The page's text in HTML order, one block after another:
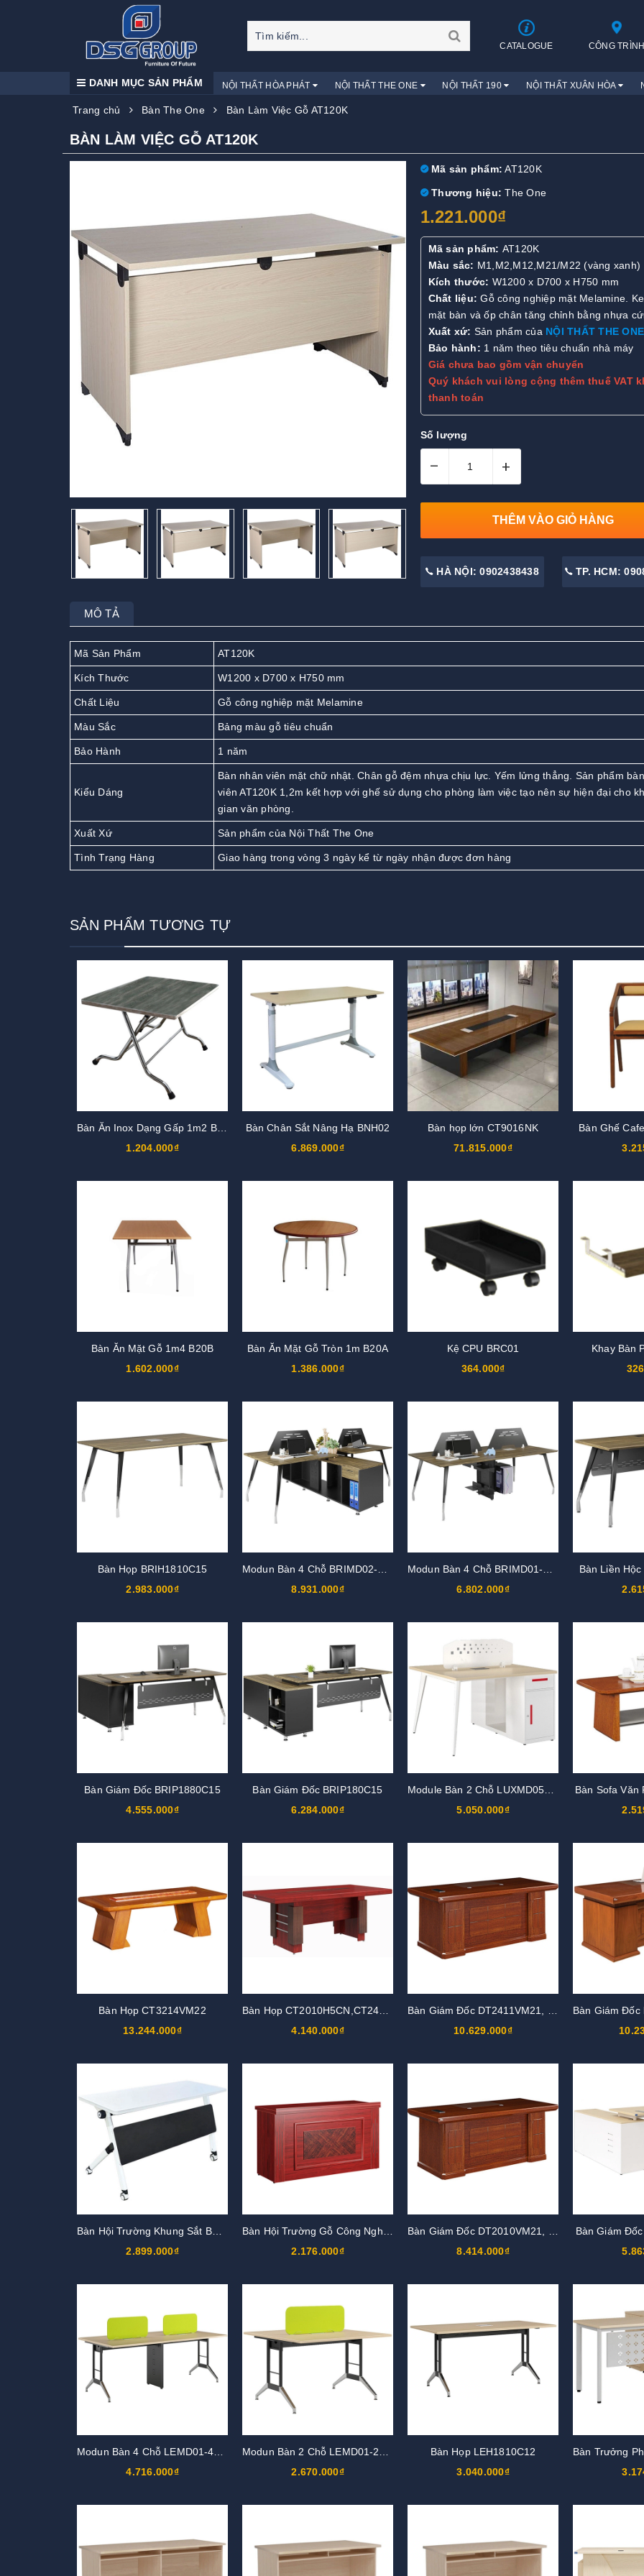
CATALOGUE CÔNG TRÌNH
DANH MỤC SẢN PHẨM NỘI THẤT HÒA PHÁT NỘI THẤT THE ONE NỘI THẤT 190 NỘI THẤT XUÂN HÒA
Trang chủ Bàn The One Bàn Làm Việc Gỗ AT120K
BÀN LÀM VIỆC GỖ AT120K
Mã sản phẩm: AT120K
Thương hiệu: The One
1.221.000₫
Mã sản phẩm: AT120K
Màu sắc: M1,M2,M12,M21/M22 (vàng xanh)
Kích thước: W1200 x D700 x H750 mm
Chất liệu:Gỗ công nghiệp mặt Melamine.
mặt bàn và ốp chân tăng chỉnh bằng nhựa
Xuất xứ: Sản phẩm của NỘI THẤT THE ONE
Bảo hành: 1 năm theo tiêu chuẩn nhà máy
Giá chưa bao gồm vận chuyển
Quý khách vui lòng cộng thêm thuế VAT
thanh toán
Số lượng
– +
THÊM VÀO GIỎ HÀNG
HÀ NỘI: 0902438438 TP. HCM:
MÔ TẢ
Mã Sản Phẩm AT120K
Kích Thước W1200 x D700 x H750 mm
Chất Liệu Gỗ công nghiệp mặt Melamine
Màu Sắc Bảng màu gỗ tiêu chuẩn
Bảo Hành 1 năm
Kiểu Dáng
Bàn nhân viên mặt chữ nhật. Chân gỗ đệm nhựa chịu lực. Yếm lửng thẳng. Sản phẩm
viên AT120K 1,2m kết hợp với ghế sử dụng cho phòng làm việc tạo nên sự hiện đại cho
gian văn phòng.
Xuất Xứ Sản phẩm của Nội Thất The One
Tình Trạng Hàng Giao hàng trong vòng 3 ngày kể từ ngày nhận được đơn hàng
SẢN PHẨM TƯƠNG TỰ
Bàn Ăn Inox Dạng Gấp 1m2 BCN712B
1.204.000₫
Bàn Chân Sắt Nâng Hạ BNH02
6.869.000₫
Bàn họp lớn CT9016NK
71.815.000₫
Bàn Ghế
Bàn Ăn Mặt Gỗ 1m4 B20B
1.602.000₫
Bàn Ăn Mặt Gỗ Tròn 1m B20A
1.386.000₫
Kệ CPU BRC01
364.000₫
Khay Bàn
Bàn Họp BRIH1810C15
2.983.000₫
8.931.000₫
6.802.000₫
Bàn Liền
Bàn Giám Đốc BRIP1880C15
4.555.000₫
Bàn Giám Đốc BRIP180C15
6.284.000₫
5.050.000₫
Bàn Sofa Văn
Bàn Họp CT3214VM22
13.244.000₫
4.140.000₫
10.629.000₫
Bàn Hội Trường Khung Sắt BHT02
2.899.000₫
2.176.000₫
8.414.000₫
Bàn Giám
4.716.000₫
2.670.000₫
Bàn Họp LEH1810C12
3.040.000₫